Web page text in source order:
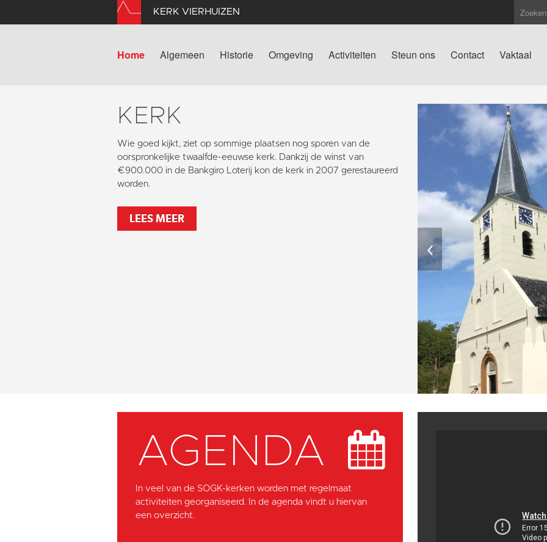
KERK VIERHUIZEN
Home Algemeen Historie Omgeving Activiteiten Steun ons Contact Vaktaal
KERK
Wie goed kijkt, ziet op sommige plaatsen nog sporen van de
oorspronkelijke twaalfde-eeuwse kerk. Dankzij de winst van
€900.000 in de Bankgiro Loterij kon de kerk in 2007 gerestaureerd
worden.
LEES MEER
‹
AGENDA
In veel van de SOGK-kerken worden met regelmaat
activiteiten georganiseerd. In de agenda vindt u hiervan
een overzicht.